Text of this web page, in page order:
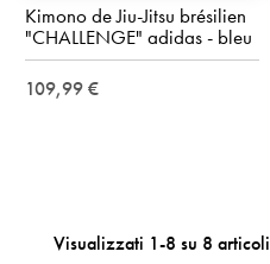
Kimono de Jiu-Jitsu brésilien
"CHALLENGE" adidas - bleu
109,99 €
Visualizzati 1-8 su 8 articoli